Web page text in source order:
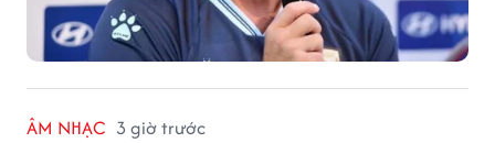
ÂM NHẠC 3 giờ trước